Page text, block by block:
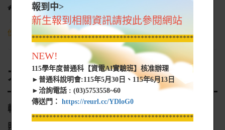
光復新聞
大學營隊資訊
轉知 亞洲大學護理學系EMT-1初級救護技術員考照班招生海報1
份，即日起受理至114年6月30日止
大學營隊資訊
轉知 亞洲大學護理學系EMT-1初級救護技術員考
照班招生海報1份，即日起受理至114年6月30日止
報到中>
新生報到相關資訊請按此參閱網站
*****************************************************
NEW!
115學年度普通科【資電AI實驗班】核准辦理
►普通科說明會:115年5月30日、115年6月13日
►洽詢電話 : (03)5753558~60
傳送門： https://reurl.cc/YDloG0
*****************************************************